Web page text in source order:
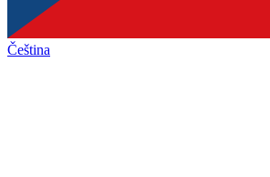
Čeština